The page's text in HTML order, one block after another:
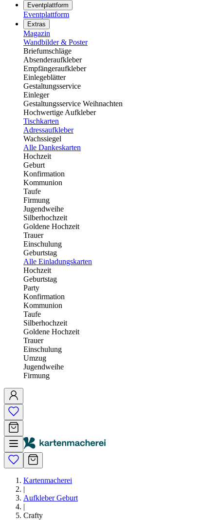
Eventplattform
Eventplattform
Extras
Magazin
Wandbilder & Poster
Briefumschläge
Absenderaufkleber
Empfängeraufkleber
Einlegeblätter
Gestaltungsservice
Einleger
Gestaltungsservice Weihnachten
Hochwertige Aufkleber
Tischkarten
Adressaufkleber
Wachssiegel
Alle Dankeskarten
Hochzeit
Geburt
Konfirmation
Kommunion
Taufe
Firmung
Jugendweihe
Silberhochzeit
Goldene Hochzeit
Trauer
Einschulung
Geburtstag
Alle Einladungskarten
Hochzeit
Geburtstag
Party
Konfirmation
Kommunion
Taufe
Silberhochzeit
Goldene Hochzeit
Trauer
Einschulung
Umzug
Jugendweihe
Firmung
Kartenmacherei
|
Aufkleber Geburt
|
Crafty